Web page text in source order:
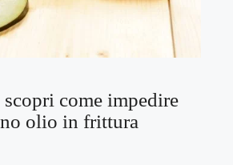
come impedire
olio in frittura